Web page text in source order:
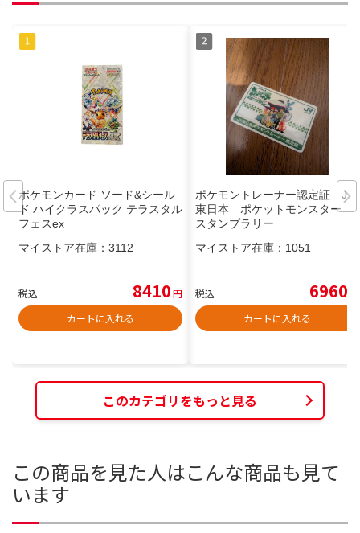
ポケモンカード ソード&シール
ド ハイクラスパック テラスタル
フェスex
マイストア在庫： 3112
税込 8410円
カートに入れる
ポケモントレーナー認定証 JR
東日本 ポケットモンスター
スタンプラリー
マイストア在庫： 1051
税込 6960
カートに入れる
このカテゴリをもっと見る
この商品を見た人はこんな商品も見て
います